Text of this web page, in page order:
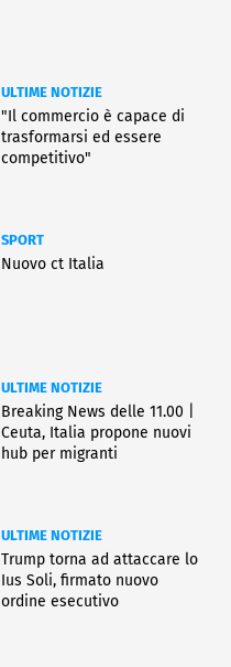
ULTIME NOTIZIE
"Il commercio è capace di
trasformarsi ed essere
competitivo"
SPORT
Nuovo ct Italia
ULTIME NOTIZIE
Breaking News delle 11.00 |
Ceuta, Italia propone nuovi
hub per migranti
ULTIME NOTIZIE
Trump torna ad attaccare lo
Ius Soli, firmato nuovo
ordine esecutivo